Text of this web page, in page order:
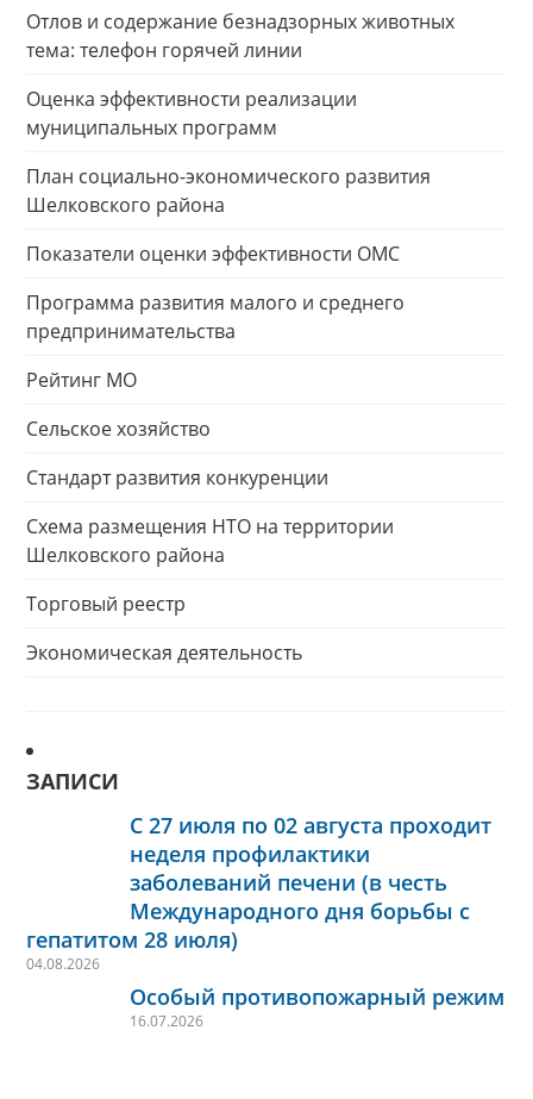
Отлов и содержание безнадзорных животных
тема: телефон горячей линии
Оценка эффективности реализации
муниципальных программ
План социально-экономического развития
Шелковского района
Показатели оценки эффективности ОМС
Программа развития малого и среднего
предпринимательства
Рейтинг МО
Сельское хозяйство
Стандарт развития конкуренции
Схема размещения НТО на территории
Шелковского района
Торговый реестр
Экономическая деятельность
ЗАПИСИ
С 27 июля по 02 августа проходит
неделя профилактики
заболеваний печени (в честь
Международного дня борьбы с
гепатитом 28 июля)
04.08.2026
Особый противопожарный режим
16.07.2026